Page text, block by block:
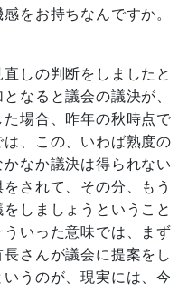
をお持ちなんですか。
しの判断をしましたと
なると議会の議決が、
場合、昨年の秋時点で
、この、いわば熟度の
なか議決は得られない
されて、その分、もう
しましょうということ
いった意味では、まず
さんが議会に提案をし
うのが、現実には、今